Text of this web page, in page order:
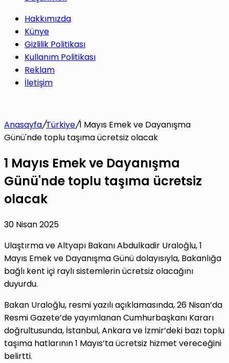
Hakkımızda
Künye
Gizlilik Politikası
Kullanım Politikası
Reklam
İletişim
Anasayfa/Türkiye/1 Mayıs Emek ve Dayanışma
Günü'nde toplu taşıma ücretsiz olacak
1 Mayıs Emek ve Dayanışma
Günü'nde toplu taşıma ücretsiz
olacak
30 Nisan 2025
Ulaştırma ve Altyapı Bakanı Abdulkadir Uraloğlu, 1
Mayıs Emek ve Dayanışma Günü dolayısıyla, Bakanlığa
bağlı kent içi raylı sistemlerin ücretsiz olacağını
duyurdu.
Bakan Uraloğlu, resmi yazılı açıklamasında, 26 Nisan’da
Resmi Gazete’de yayımlanan Cumhurbaşkanı Kararı
doğrultusunda, İstanbul, Ankara ve İzmir’deki bazı toplu
taşıma hatlarının 1 Mayıs’ta ücretsiz hizmet vereceğini
belirtti.